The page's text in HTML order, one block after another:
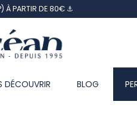
À PARTIR DE 80€ ⚓
DÉCOUVRIR BLOG